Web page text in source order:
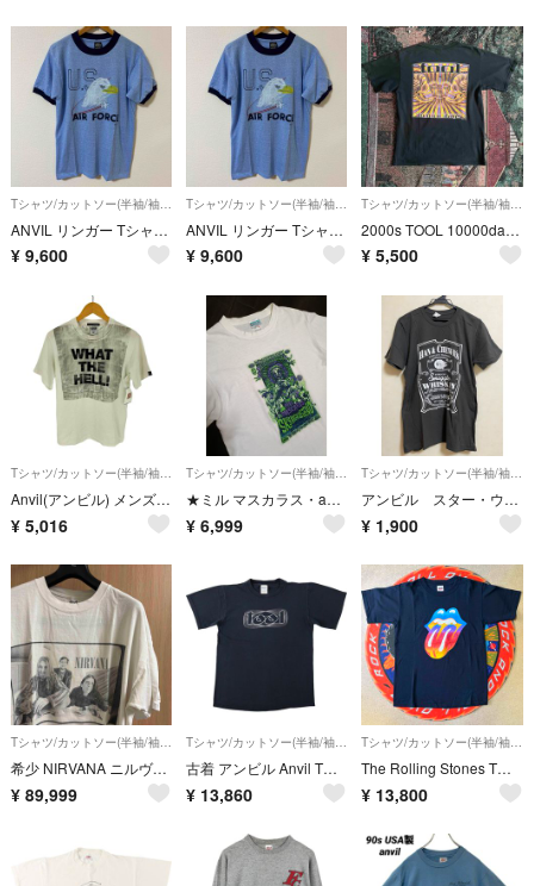
Tシャツ/カットソー(半袖/袖なし)
ANVIL リンガー Tシャツ ヴィンテージ
¥ 9,600
Tシャツ/カットソー(半袖/袖なし)
ANVIL リンガー Tシャツ ヴィンテージ
¥ 9,600
Tシャツ/カットソー(半袖/袖なし)
2000s TOOL 10000days vintage T-shirt バンドTシャツ バンT
¥ 5,500
Tシャツ/カットソー(半袖/袖なし)
Anvil(アンビル) メンズ トップス Tシャツ・カットソー
¥ 5,016
Tシャツ/カットソー(半袖/袖なし)
★ミル マスカラス・anvil・EROSTY POP・メンズ Tシャツ・M ★
¥ 6,999
Tシャツ/カットソー(半袖/袖なし)
アンビル スター・ウォーズ パロディTシャツ 半袖 Mサイズ パロディデザイン チャコールグレー anvil
¥ 1,900
Tシャツ/カットソー(半袖/袖なし)
希少 NIRVANA ニルヴァーナ Tシャツ XL 1993 コピーライト
¥ 89,999
Tシャツ/カットソー(半袖/袖なし)
古着 アンビル Anvil TOOLトゥール バンドTシャツ バンT メンズS相当/eaa658450
¥ 13,860
Tシャツ/カットソー(半袖/袖なし)
The Rolling Stones Tシャツ サイズS 未使用 TOUR
¥ 13,800